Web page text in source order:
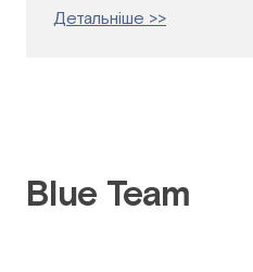
Детальніше >>
Blue Team